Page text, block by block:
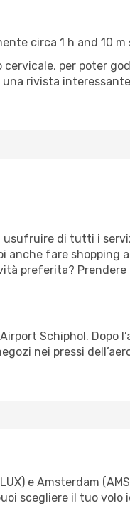
circa 1 h and 10
per poter
rivista
usufruire di tutti i
anche fare shopping
preferita?
Schiphol. Dopo
nei pressi
e Amsterdam
scegliere il tuo volo